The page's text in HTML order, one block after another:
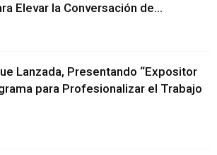
Elevar la Conversación de...
Lanzada, Presentando “Expositor
para Profesionalizar el Trabajo